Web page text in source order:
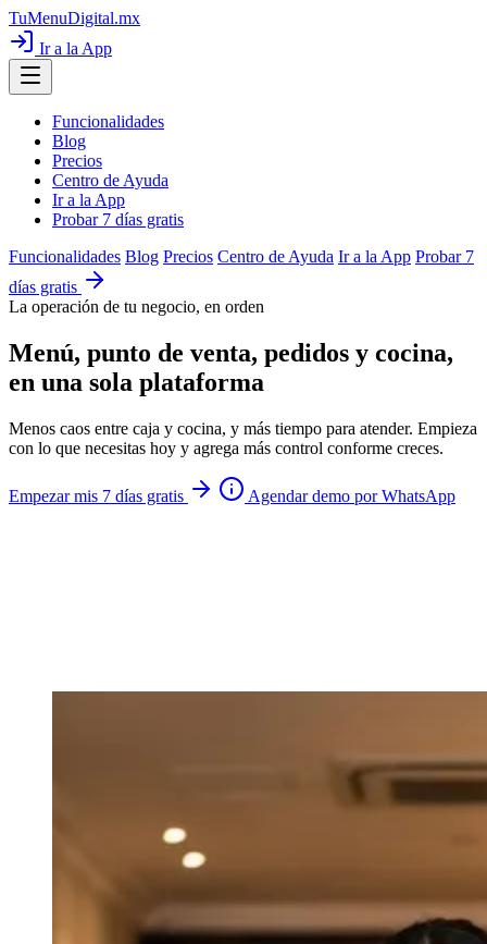
TuMenuDigital.mx
Ir a la App
Funcionalidades
Blog
Precios
Centro de Ayuda
Ir a la App
Probar 7 días gratis
Funcionalidades Blog Precios Centro de Ayuda Ir a la App Probar 7
días gratis
La operación de tu negocio, en orden
Menú, punto de venta, pedidos y cocina,
en una sola plataforma
Menos caos entre caja y cocina, y más tiempo para atender. Empieza
con lo que necesitas hoy y agrega más control conforme creces.
Empezar mis 7 días gratis Agendar demo por WhatsApp